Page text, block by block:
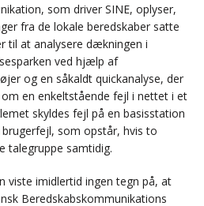
som driver SINE, oplyser,
fra de lokale beredskaber satte
til at analysere dækningen i
ved hjælp af
og en såkaldt quickanalyse, der
en enkeltstående fejl i nettet i et
skyldes fejl på en basisstation
som opstår, hvis to
talegruppe samtidig.
viste imidlertid ingen tegn på, at
Beredskabskommunikations